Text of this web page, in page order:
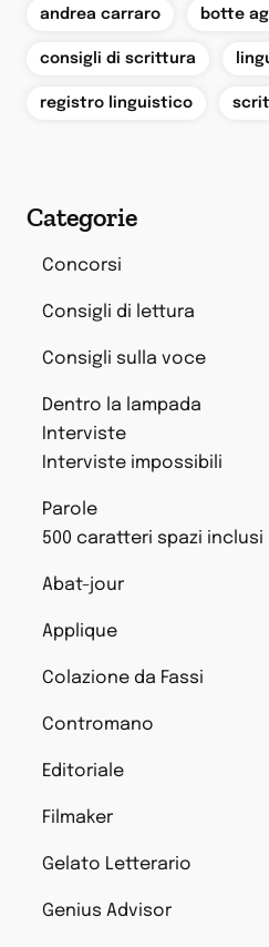
andrea carraro botte
consigli di scrittura
registro linguistico
Categorie
Concorsi
Consigli di lettura
Consigli sulla voce
Dentro la lampada
Interviste
Interviste impossibili
Parole
500 caratteri spazi inclusi
Abat-jour
Applique
Colazione da Fassi
Contromano
Editoriale
Filmaker
Gelato Letterario
Genius Advisor